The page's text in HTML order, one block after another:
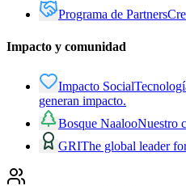
Programa de Partners
Impacto y comunidad
Impacto Social
generan impacto.
Bosque NaalooNuestro
GRIThe global leader